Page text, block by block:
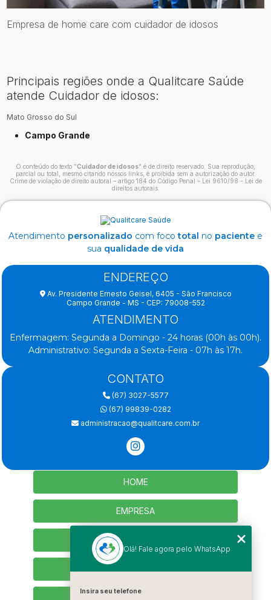
Empresa de home care com cuidador de idosos
Principais regiões onde a Qualitcare Saúde
atende Cuidador de idosos:
Mato Grosso do Sul
Campo Grande
O conteúdo do texto "Cuidador de idosos" é de direito reservado. Sua reprodução,
parcial ou total, mesmo citando nossos links, é proibida sem a autorização do autor.
Crime de violação de direito autoral – artigo 184 do Código Penal – Lei 9610/98 - Lei de
direitos autorais.
Atendimento personalizado com focototal no paciente e
sua qualidade de vida
ENDEREÇO
Av. Presidente Ernesto Geisel, 6405 - São Francisco
Campo Grande - MS - CEP: 79008-552
ATENDIMENTO
Enfermagem: Segunda a Domingo - 24 horas (00h às 00h).
Administrativo: Segunda a Sexta-Feira - 07h às 17h.
CONTATO
(67) 3027-5577
(67) 99839-0282
administracao@qualitcare.com.br
HOME
EMPRESA
SERVIÇOS
Olá! Fale agora pelo WhatsApp
Insira seu telefone